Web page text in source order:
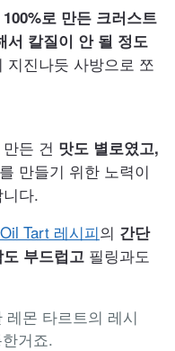
로 만든 크러스트
서 칼질이 안 될 정도
지진나듯 사방으로 쪼
든 건 맛도 별로였고,
만들기 위한 노력이
다.
Tart 레시피의 간단
부드럽고 필링과도
몬 타르트의 레시
거죠.